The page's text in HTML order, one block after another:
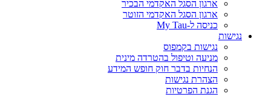
ארגון הסגל האקדמי הבכיר
ארגון הסגל האקדמי הזוטר
כניסה ל-My Tau
נגישות
נגישות בקמפוס
מניעה וטיפול בהטרדה מינית
הנחיות בדבר חוק חופש המידע
הצהרת נגישות
הגנת הפרטיות